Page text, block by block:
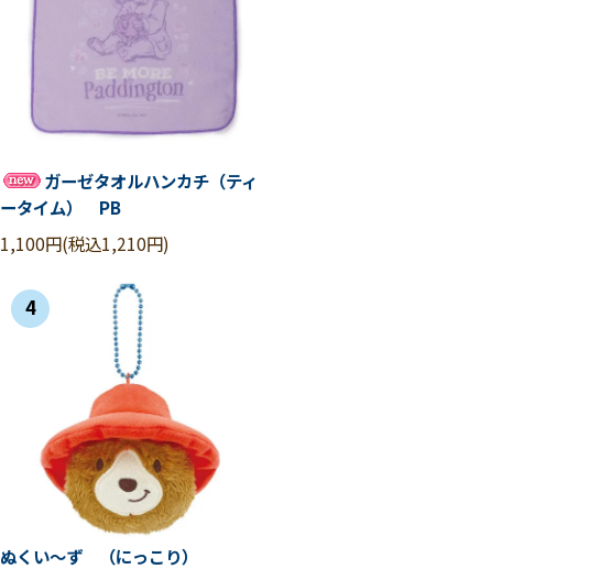
ガーゼタオルハンカチ（ティ
ータイム） PB
1,100円(税込1,210円)
4
ぬくい～ず （にっこり）